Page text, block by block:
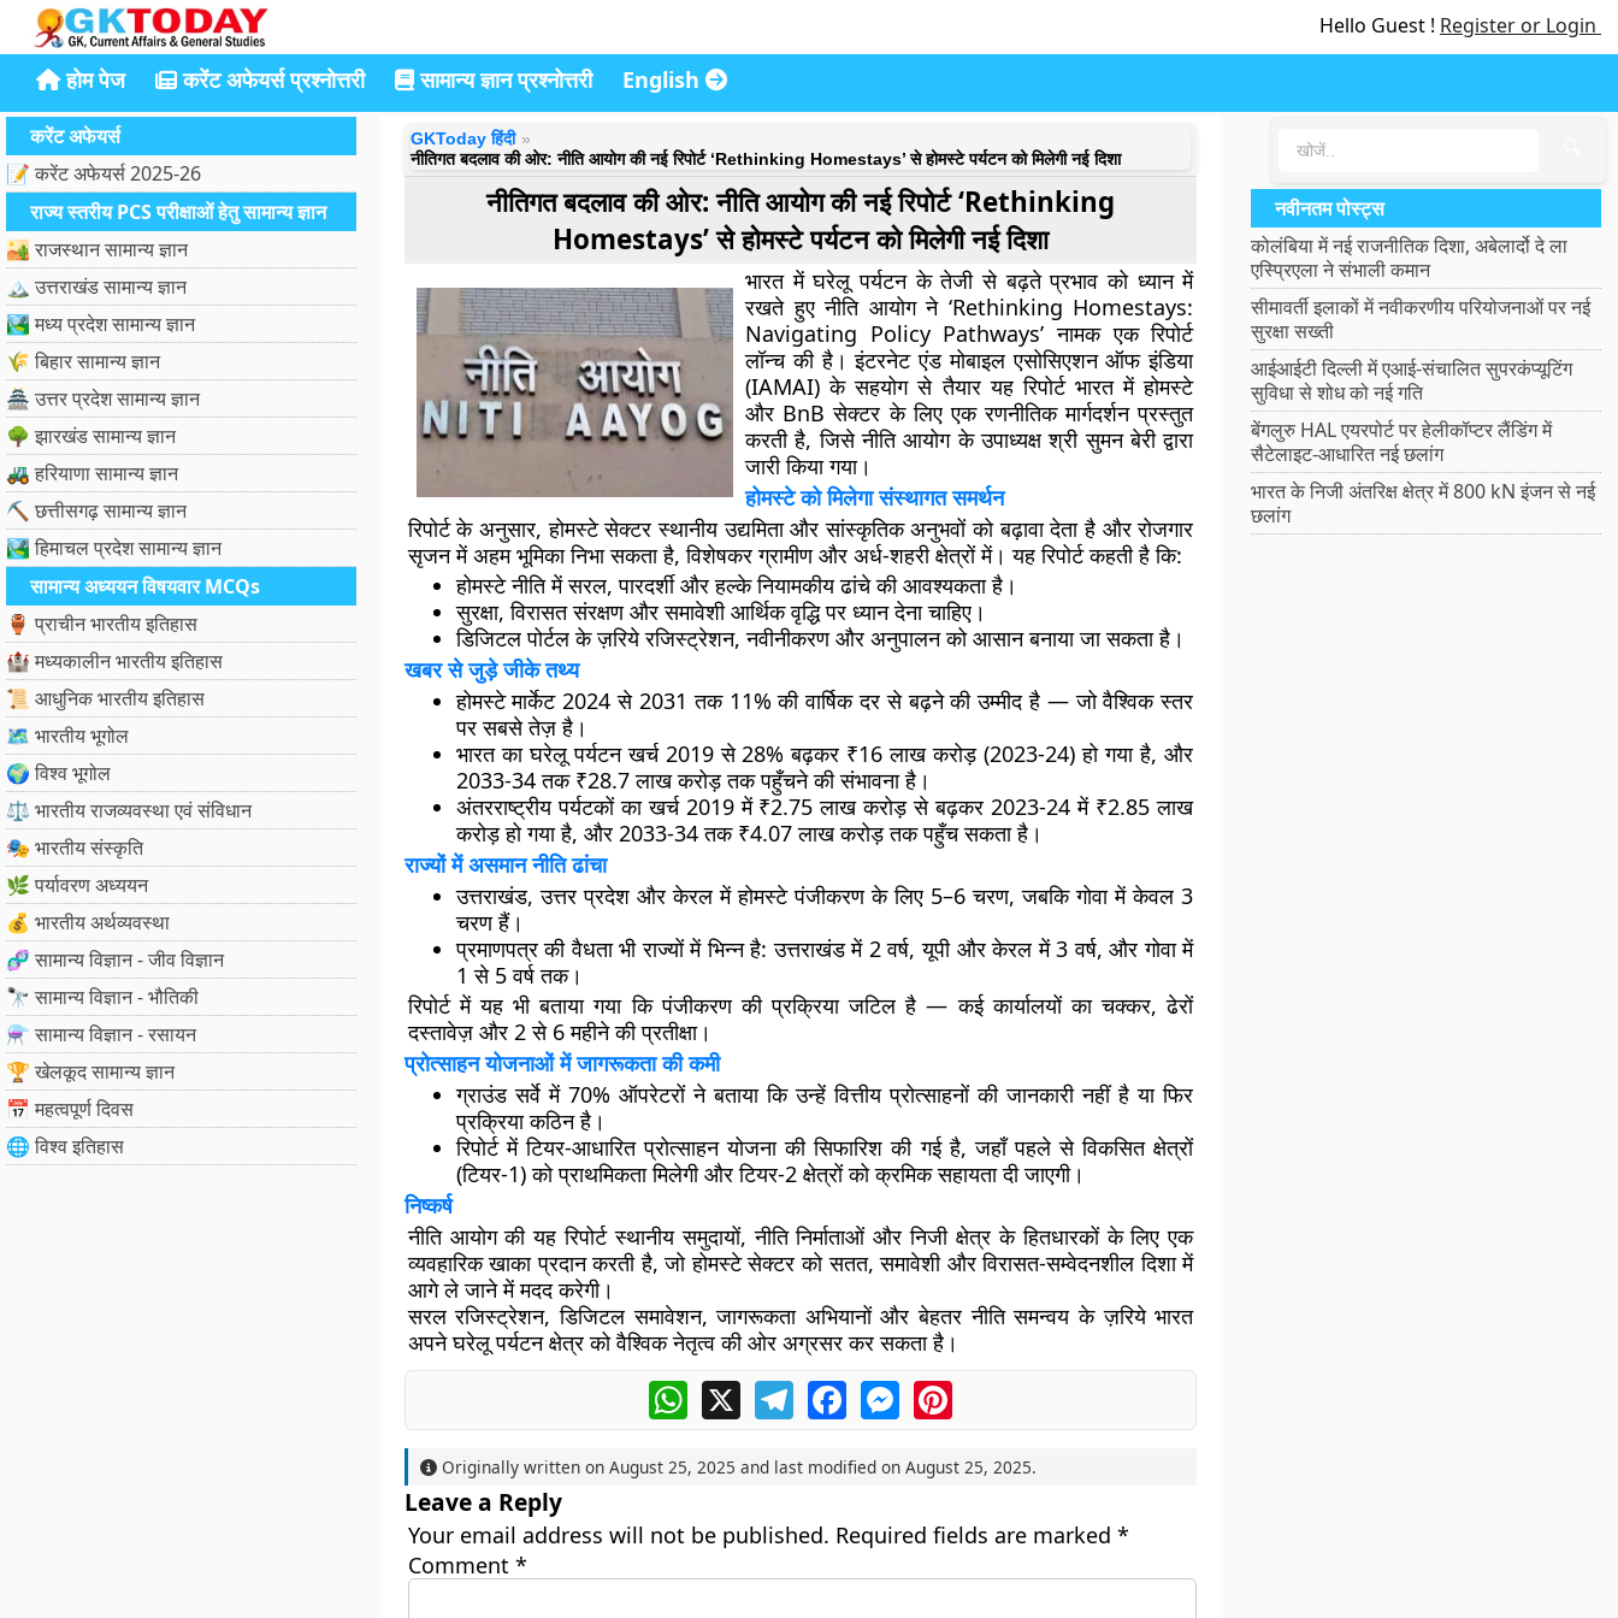
Hello Guest ! Register or Login
होम पेज करेंट अफेयर्स प्रश्नोत्तरी सामान्य ज्ञान प्रश्नोत्तरी English
करेंट अफेयर्स
📝 करेंट अफेयर्स 2025-26
राज्य स्तरीय PCS परीक्षाओं हेतु सामान्य ज्ञान
🏜️ राजस्थान सामान्य ज्ञान
🏔️ उत्तराखंड सामान्य ज्ञान
🏞️ मध्य प्रदेश सामान्य ज्ञान
🌾 बिहार सामान्य ज्ञान
🏯 उत्तर प्रदेश सामान्य ज्ञान
🌳 झारखंड सामान्य ज्ञान
🚜 हरियाणा सामान्य ज्ञान
⛏️ छत्तीसगढ़ सामान्य ज्ञान
🏞️ हिमाचल प्रदेश सामान्य ज्ञान
सामान्य अध्ययन विषयवार MCQs
🏺 प्राचीन भारतीय इतिहास
🏰 मध्यकालीन भारतीय इतिहास
📜 आधुनिक भारतीय इतिहास
🗺️ भारतीय भूगोल
🌍 विश्व भूगोल
⚖️ भारतीय राजव्यवस्था एवं संविधान
🎭 भारतीय संस्कृति
🌿 पर्यावरण अध्ययन
💰 भारतीय अर्थव्यवस्था
🧬 सामान्य विज्ञान - जीव विज्ञान
🔭 सामान्य विज्ञान - भौतिकी
⚗️ सामान्य विज्ञान - रसायन
🏆 खेलकूद सामान्य ज्ञान
📅 महत्वपूर्ण दिवस
🌐 विश्व इतिहास
GKToday हिंदी
नीतिगत बदलाव की ओर: नीति आयोग की नई रिपोर्ट ‘Rethinking Homestays’ से होमस्टे पर्यटन को मिलेगी नई दिशा
नीतिगत बदलाव की ओर: नीति आयोग की नई रिपोर्ट ‘Rethinking
Homestays’ से होमस्टे पर्यटन को मिलेगी नई दिशा
भारत में घरेलू पर्यटन के तेजी से बढ़ते प्रभाव को ध्यान में
रखते हुएनीति आयोगने ‘Rethinking Homestays:
Navigating Policy Pathways’ नामक एक रिपोर्ट
लॉन्च की है।इंटरनेट एंड मोबाइल एसोसिएशन ऑफ इंडिया
(IAMAI) के सहयोग से तैयार यह रिपोर्ट भारत में होमस्टे
और BnB सेक्टर के लिए एक रणनीतिक मार्गदर्शनप्रस्तुत
करती है, जिसेनीति आयोग के उपाध्यक्ष श्री सुमन बेरीद्वारा
जारी किया गया।
होमस्टे को मिलेगा संस्थागत समर्थन
रिपोर्ट के अनुसार,होमस्टे सेक्टर स्थानीय उद्यमिता और सांस्कृतिक अनुभवोंको बढ़ावा देता है औररोजगार
सृजनमें अहम भूमिका निभा सकता है, विशेषकर ग्रामीण और अर्ध-शहरी क्षेत्रों में। यह रिपोर्ट कहती है कि:
होमस्टे नीति मेंसरल, पारदर्शी और हल्के नियामकीय ढांचेकी आवश्यकता है।
सुरक्षा, विरासत संरक्षण और समावेशी आर्थिक वृद्धिपर ध्यान देना चाहिए।
डिजिटल पोर्टलके ज़रिये रजिस्ट्रेशन, नवीनीकरण और अनुपालन को आसान बनाया जा सकता है।
खबर से जुड़े जीके तथ्य
होमस्टे मार्केट2024 से 2031 तक 11% की वार्षिक दरसे बढ़ने की उम्मीद है — जो वैश्विक स्तर
पर सबसे तेज़ है।
भारत का घरेलू पर्यटन खर्च 2019 से 28% बढ़कर ₹16 लाख करोड़(2023-24) हो गया है, और
2033-34 तक ₹28.7 लाख करोड़तक पहुँचने की संभावना है।
अंतरराष्ट्रीय पर्यटकों का खर्च 2019 में ₹2.75 लाख करोड़से बढ़कर2023-24 में ₹2.85 लाख
करोड़हो गया है, और 2033-34 तक ₹4.07 लाख करोड़तक पहुँच सकता है।
राज्यों में असमान नीति ढांचा
उत्तराखंड, उत्तर प्रदेश और केरलमें होमस्टे पंजीकरण के लिए 5–6 चरण, जबकिगोवामें केवल3
चरणहैं।
प्रमाणपत्र की वैधताभी राज्यों में भिन्न है: उत्तराखंड में 2 वर्ष, यूपी और केरल में 3 वर्ष, और गोवा में
1 से 5 वर्ष तक।
रिपोर्ट में यह भी बताया गया कि पंजीकरण की प्रक्रिया जटिल है — कई कार्यालयों का चक्कर, ढेरों
दस्तावेज़ और 2 से 6 महीने की प्रतीक्षा।
प्रोत्साहन योजनाओं में जागरूकता की कमी
ग्राउंड सर्वे में 70% ऑपरेटरोंने बताया कि उन्हें वित्तीय प्रोत्साहनों की जानकारी नहीं है या फिर
प्रक्रिया कठिन है।
रिपोर्ट मेंटियर-आधारित प्रोत्साहन योजनाकी सिफारिश की गई है, जहाँ पहले से विकसित क्षेत्रों
(टियर-1) को प्राथमिकता मिलेगी और टियर-2 क्षेत्रों को क्रमिक सहायता दी जाएगी।
निष्कर्ष
नीति आयोग की यह रिपोर्टस्थानीय समुदायों, नीति निर्माताओं और निजी क्षेत्र के हितधारकोंके लिए एक
व्यवहारिक खाका प्रदान करती है, जोहोमस्टे सेक्टर को सतत, समावेशी और विरासत-सम्वेदनशील दिशा में
आगे ले जाने में मदद करेगी।
सरल रजिस्ट्रेशन, डिजिटल समावेशन, जागरूकता अभियानों और बेहतर नीति समन्वय के ज़रिये भारत
अपनेघरेलू पर्यटन क्षेत्र को वैश्विक नेतृत्वकी ओर अग्रसर कर सकता है।
WhatsApp
X TelegramFacebookMessengerPinterest
Originally written on August 25, 2025 and last modified on August 25, 2025.
Leave a Reply
Your email address will not be published. Required fields are marked *
Comment *
नवीनतम पोस्ट्स
कोलंबिया में नई राजनीतिक दिशा, अबेलार्दो दे ला
एस्प्रिएला ने संभाली कमान
सीमावर्ती इलाकों में नवीकरणीय परियोजनाओं पर नई
सुरक्षा सख्ती
आईआईटी दिल्ली में एआई-संचालित सुपरकंप्यूटिंग
सुविधा से शोध को नई गति
बेंगलुरु HAL एयरपोर्ट पर हेलीकॉप्टर लैंडिंग में
सैटेलाइट-आधारित नई छलांग
भारत के निजी अंतरिक्ष क्षेत्र में 800 kN इंजन से नई
छलांग